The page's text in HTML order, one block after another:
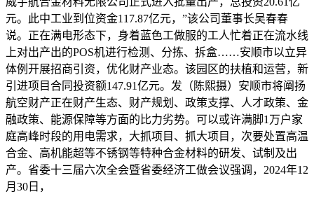
元。此中工业到位资金117.87亿元，”该公司董事长吴春春
说。正在满电形态下，身着蓝色工做服的工人忙着正在流水线
上对出产出的POS机进行检测、分拣、拆盒……安顺市以立异
体例开展招商引资，优化财产业态。该园区的扶植和运营，新
引进项目合同投资额147.91亿元。发（陈熙摄）安顺市将阐扬
航空财产正在财产生态、财产规划、政策支撑、人才政策、金
融政策、能源保障等方面的比力劣势。可以或许满脚1万户家
庭高峰时段的用电需求，大抓项目、抓大项目，次要处置高温
合金、高机能超等不锈钢等特种合金材料的研发、试制及出
产。省委十三届六次全会暨省委经济工做会议强调，2024年12
月30日，